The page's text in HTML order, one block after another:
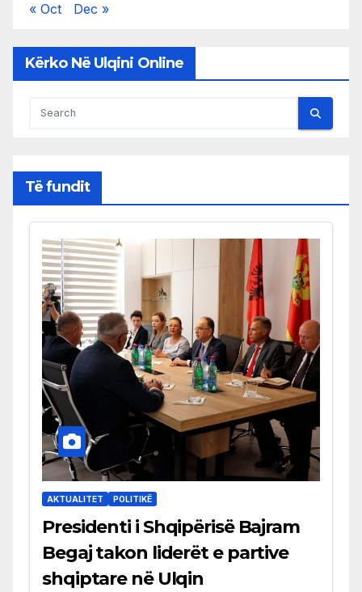
« Oct Dec »
Kërko Në Ulqini Online
Të fundit
AKTUALITET POLITIKË
Presidenti i Shqipërisë Bajram
Begaj takon liderët e partive
shqiptare në Ulqin